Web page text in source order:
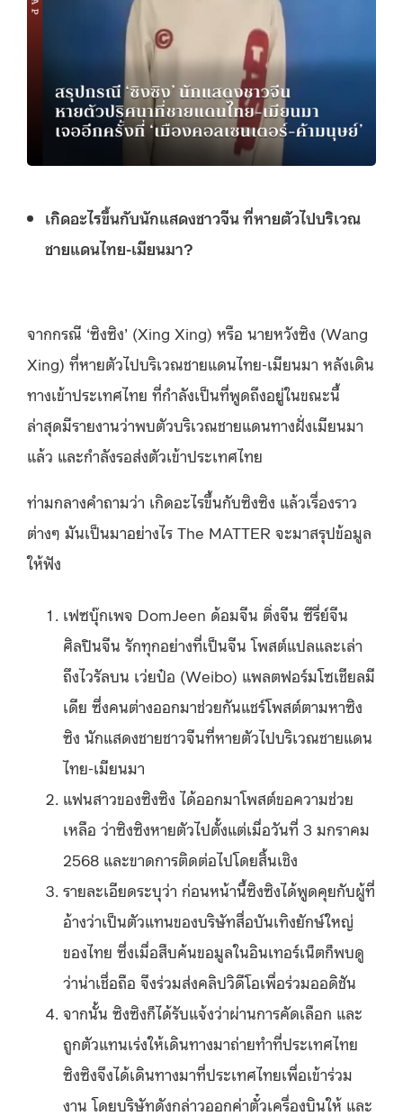
เกิดอะไรขึ้นกับนักแสดงชาวจีน ที่หายตัวไปบริเวณ
ชายแดนไทย-เมียนมา?
จากกรณี ‘ซิงซิง’ (Xing Xing) หรือ นายหวังซิง (Wang
Xing) ที่หายตัวไปบริเวณชายแดนไทย-เมียนมา หลังเดิน
ทางเข้าประเทศไทย ที่กำลังเป็นที่พูดถึงอยู่ในขณะนี้
ล่าสุดมีรายงานว่าพบตัวบริเวณชายแดนทางฝั่งเมียนมา
แล้ว และกำลังรอส่งตัวเข้าประเทศไทย
ท่ามกลางคำถามว่า เกิดอะไรขึ้นกับซิงซิง แล้วเรื่องราว
ต่างๆ มันเป็นมาอย่างไร The MATTER จะมาสรุปข้อมูล
ให้ฟัง
เฟซบุ๊กเพจ DomJeen ด้อมจีน ติ่งจีน ซีรี่ย์จีน
ศิลปินจีน รักทุกอย่างที่เป็นจีน โพสต์แปลและเล่า
ถึงไวรัลบน เว่ยป๋อ (Weibo) แพลตฟอร์มโซเชียลมี
เดีย ซึ่งคนต่างออกมาช่วยกันแชร์โพสต์ตามหาซิง
ซิง นักแสดงชายชาวจีนที่หายตัวไปบริเวณชายแดน
ไทย-เมียนมา
แฟนสาวของซิงซิง ได้ออกมาโพสต์ขอความช่วย
เหลือ ว่าซิงซิงหายตัวไปตั้งแต่เมื่อวันที่ 3 มกราคม
2568 และขาดการติดต่อไปโดยสิ้นเชิง
รายละเอียดระบุว่า ก่อนหน้านี้ซิงซิงได้พูดคุยกับผู้ที่
อ้างว่าเป็นตัวแทนของบริษัทสื่อบันเทิงยักษ์ใหญ่
ของไทย ซึ่งเมื่อสืบค้นขอมูลในอินเทอร์เน็ตก็พบดู
ว่าน่าเชื่อถือ จึงร่วมส่งคลิปวิดีโอเพื่อร่วมออดิชัน
จากนั้น ซิงซิงก็ได้รับแจ้งว่าผ่านการคัดเลือก และ
ถูกตัวแทนเร่งให้เดินทางมาถ่ายทำที่ประเทศไทย
ซิงซิงจึงได้เดินทางมาที่ประเทศไทยเพื่อเข้าร่วม
งาน โดยบริษัทดังกล่าวออกค่าตั๋วเครื่องบินให้ และ